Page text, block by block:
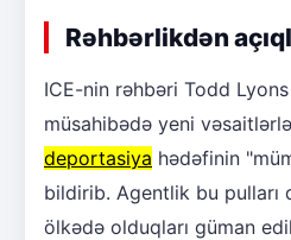
Rəhbərlikdən
ICE-nin rəhbəri Todd
müsahibədə yeni
deportasiya hədəfinin
bildirib. Agentlik bu pulları
ölkədə olduqları güman